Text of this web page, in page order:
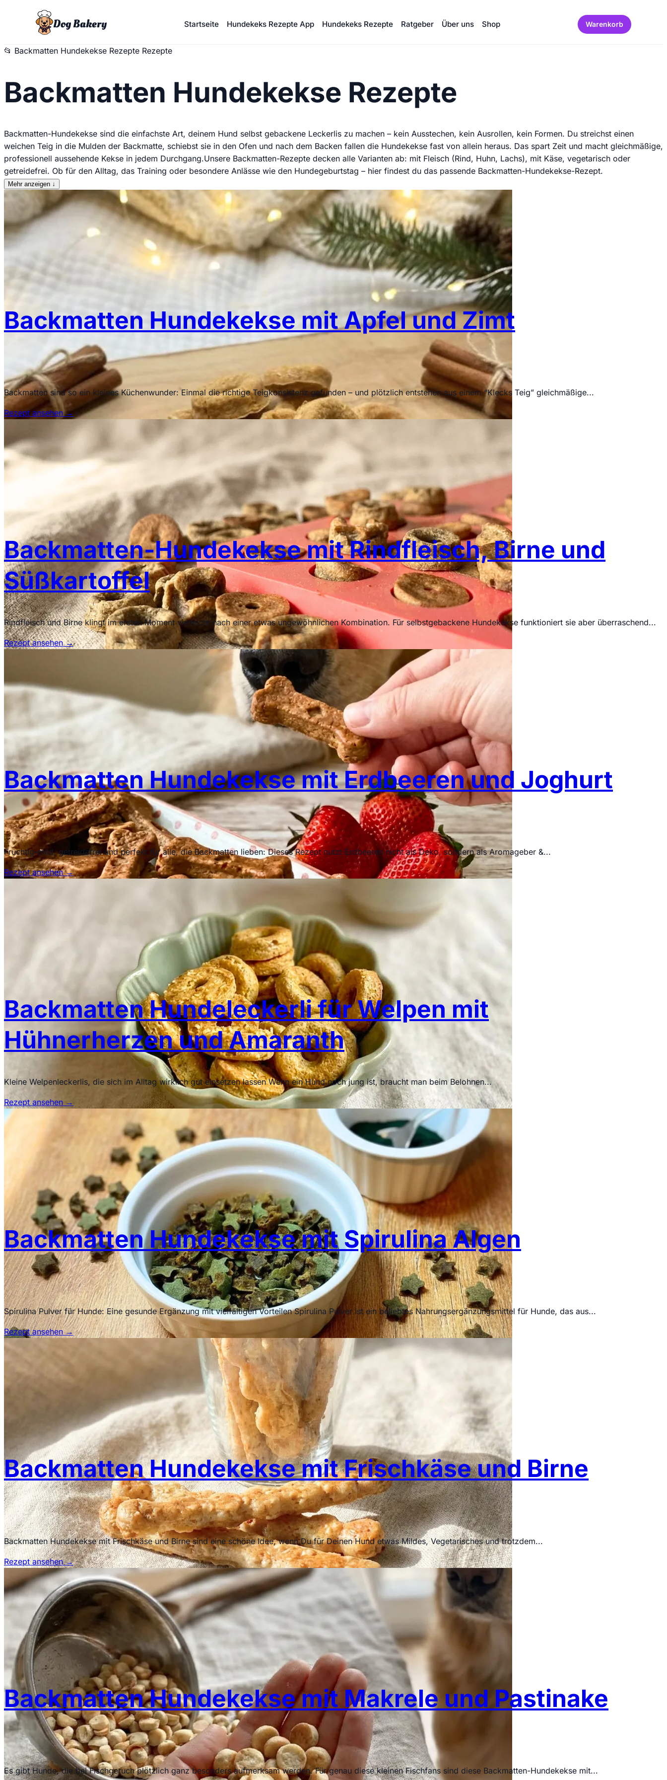
Dog Bakery Startseite Hundekeks Rezepte App Hundekeks Rezepte Ratgeber Über uns Shop Warenkorb
📂 Backmatten Hundekekse Rezepte Rezepte
Backmatten Hundekekse Rezepte
Backmatten-Hundekekse sind die einfachste Art, deinem Hund selbst gebackene Leckerlis zu machen – kein Ausstechen, kein Ausrollen, kein Formen. Du streichst einen
weichen Teig in die Mulden der Backmatte, schiebst sie in den Ofen und nach dem Backen fallen die Hundekekse fast von allein heraus. Das spart Zeit und macht gleichmäßige,
professionell aussehende Kekse in jedem Durchgang.Unsere Backmatten-Rezepte decken alle Varianten ab: mit Fleisch (Rind, Huhn, Lachs), mit Käse, vegetarisch oder
getreidefrei. Ob für den Alltag, das Training oder besondere Anlässe wie den Hundegeburtstag – hier findest du das passende Backmatten-Hundekekse-Rezept.
Mehr anzeigen ↓
Backmatten Hundekekse mit Apfel und Zimt
Backmatten sind so ein kleines Küchenwunder: Einmal die richtige Teigkonsistenz gefunden – und plötzlich entstehen aus einem “Klecks Teig” gleichmäßige...
Rezept ansehen →
Backmatten-Hundekekse mit Rindfleisch, Birne und
Süßkartoffel
Rindfleisch und Birne klingt im ersten Moment vielleicht nach einer etwas ungewöhnlichen Kombination. Für selbstgebackene Hundekekse funktioniert sie aber überraschend...
Rezept ansehen →
Backmatten Hundekekse mit Erdbeeren und Joghurt
Fruchtig-mild, getreidefrei und perfekt für alle, die Backmatten lieben: Dieses Rezept nutzt Erdbeeren nicht als Deko, sondern als Aromageber &...
Rezept ansehen →
Backmatten Hundeleckerli für Welpen mit
Hühnerherzen und Amaranth
Kleine Welpenleckerlis, die sich im Alltag wirklich gut einsetzen lassen Wenn ein Hund noch jung ist, braucht man beim Belohnen...
Rezept ansehen →
Backmatten Hundekekse mit Spirulina Algen
Spirulina Pulver für Hunde: Eine gesunde Ergänzung mit vielfältigen Vorteilen Spirulina Pulver ist ein beliebtes Nahrungsergänzungsmittel für Hunde, das aus...
Rezept ansehen →
Backmatten Hundekekse mit Frischkäse und Birne
Backmatten Hundekekse mit Frischkäse und Birne sind eine schöne Idee, wenn Du für Deinen Hund etwas Mildes, Vegetarisches und trotzdem...
Rezept ansehen →
Backmatten Hundekekse mit Makrele und Pastinake
Es gibt Hunde, die bei Fischgeruch plötzlich ganz besonders aufmerksam werden. Für genau diese kleinen Fischfans sind diese Backmatten-Hundekekse mit...